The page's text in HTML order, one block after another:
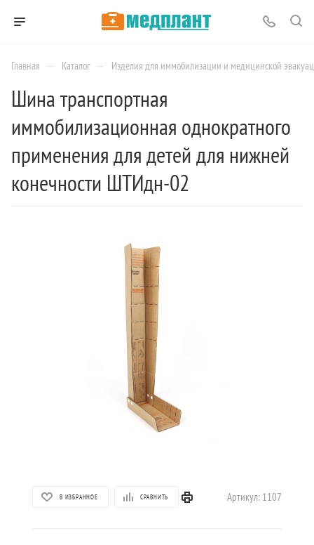
Главная — Каталог — Изделия для иммобилизации и медицинской
Шина транспортная
иммобилизационная однократного
применения для детей для нижней
конечности ШТИдн-02
В ИЗБРАННОЕ СРАВНИТЬ Артикул: 1107